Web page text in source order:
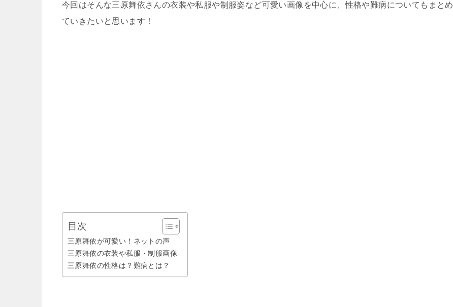
今回はそんな三原舞依さんの衣装や私服や制服姿など可愛い画像を中心に、性格や難病についてもまとめ
ていきたいと思います！
目次
三原舞依が可愛い！ネットの声
三原舞依の衣装や私服・制服画像
三原舞依の性格は？難病とは？